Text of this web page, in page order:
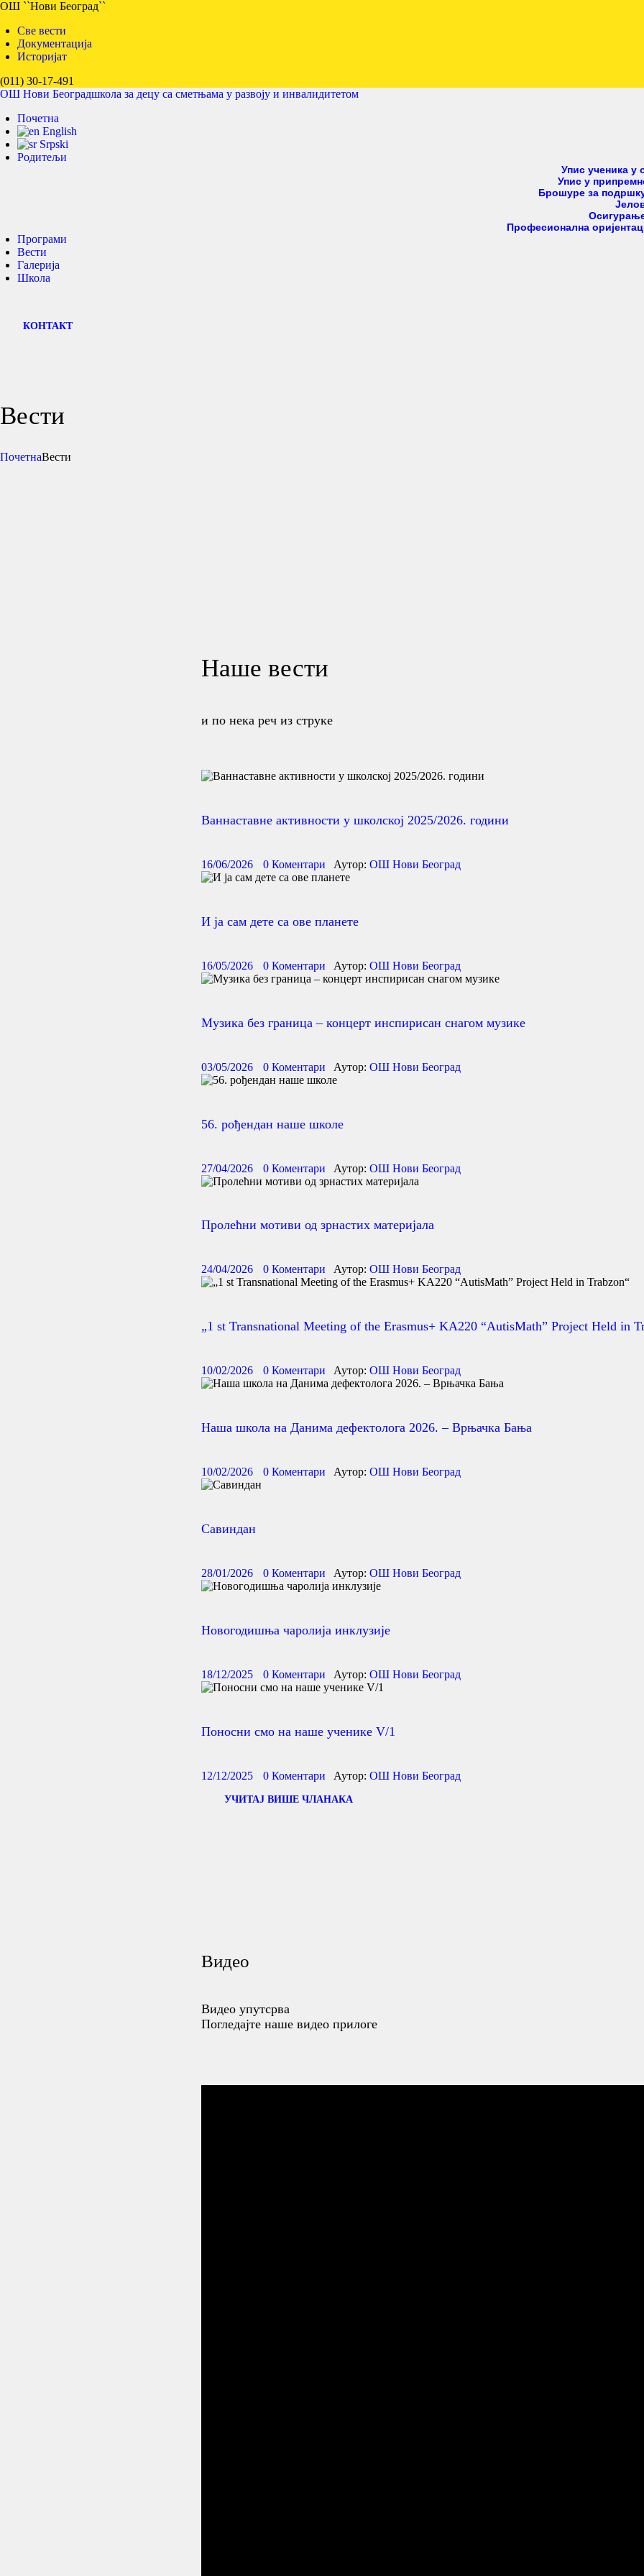
ОШ ``Нови Београд``
Све вести
Документација
Историјат
(011) 30-17-491
ОШ Нови Београдшкола за децу са сметњама у развоју и инвалидитетом
Почетна
English
Srpski
Родитељи
Упис ученика у
Упис у
Брошуре за
Професионална
Програми
Вести
Галерија
Школа
КОНТАКТ
Вести
ПочетнаВести
SRPSKI
Наше вести
и по нека реч из струке
Ваннаставне активности у школској 2025/2026. години
16/06/2026 0 Коментари Аутор: ОШ Нови Београд
И ја сам дете са ове планете
16/05/2026 0 Коментари Аутор: ОШ Нови Београд
Музика без граница – концерт инспирисан снагом музике
03/05/2026 0 Коментари Аутор: ОШ Нови Београд
56. рођендан наше школе
27/04/2026 0 Коментари Аутор: ОШ Нови Београд
Пролећни мотиви од зрнастих материјала
24/04/2026 0 Коментари Аутор: ОШ Нови Београд
„1 st Transnational Meeting of the Erasmus+ KA220 “AutisMath” Project Held in
10/02/2026 0 Коментари Аутор: ОШ Нови Београд
Наша школа на Данима дефектолога 2026. – Врњачка Бања
10/02/2026 0 Коментари Аутор: ОШ Нови Београд
Савиндан
28/01/2026 0 Коментари Аутор: ОШ Нови Београд
Новогодишња чаролија инклузије
18/12/2025 0 Коментари Аутор: ОШ Нови Београд
Поносни смо на наше ученике V/1
12/12/2025 0 Коментари Аутор: ОШ Нови Београд
УЧИТАЈ ВИШЕ ЧЛАНАКА
Видео
Видео упутсрва
Погледајте наше видео прилоге